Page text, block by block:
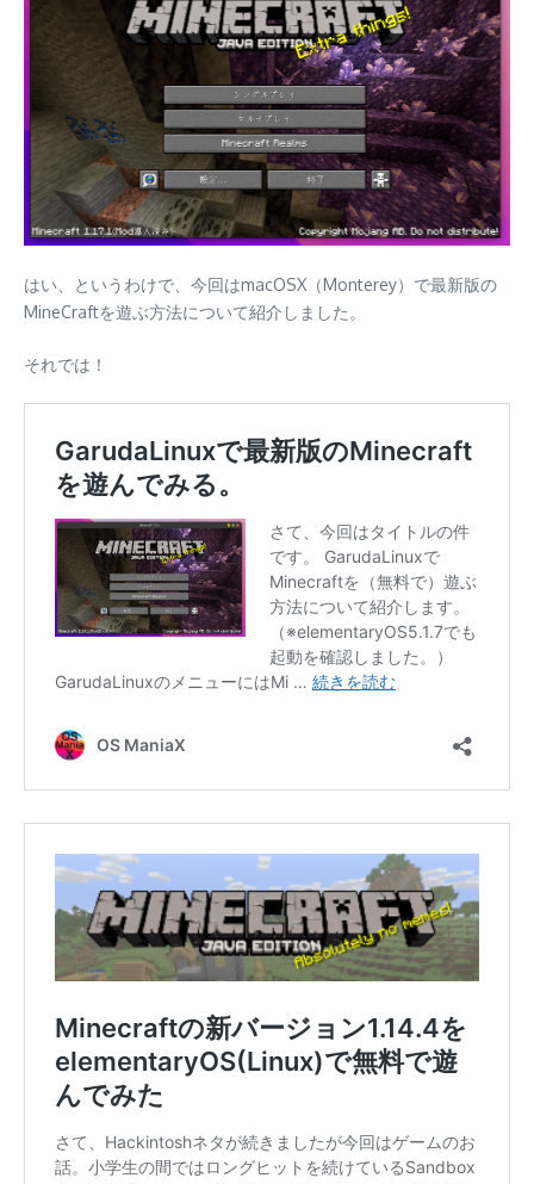
はい、というわけで、今回はmacOSX（Monterey）で最新版の
MineCraftを遊ぶ方法について紹介しました。
それでは！